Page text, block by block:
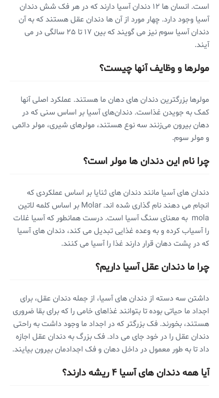
است. انسان ها ۱۲ دندان آسیا دارند که در هر فک شش دندان
آسیا وجود دارد. چهار مورد از آن ها دندان عقل هستند که به آن
دندان آسیا سوم نیز می گویند که بین ۱۷ تا ۲۵ سالگی در می
آیند.
مولرها و وظایف آنها چیست؟
مولرها بزرگترین دندان های دهان ما هستند. عملکرد اصلی آنها
کمک به جویدن غذاست. دندان‌های آسیا بر اساس سنی که در
دهان بیرون می‌زنند سه نوع هستند، مولرهای شیری، مولر دائمی
و مولر سوم.
چرا نام این دندان ها مولر است؟
دندان های آسیا مانند دندان های ثنایا بر اساس عملکردی که
انجام می دهند نام گذاری شده اند. Molar بر اساس کلمه لاتین
mola به معنای سنگ آسیا است. درست همانطور که آسیا غلات
را آسیاب کرده و به وعده غذایی تبدیل می کند، دندان های آسیا
که در پشت دهان قرار دارند غذا را آسیا می کنند.
چرا ما دندان عقل آسیا داریم؟
داشتن سه دسته از دندان های آسیا، از جمله دندان عقل، برای
اجداد ما حیاتی بوده تا بتوانند غذاهای خامی را که برای بقا ضروری
هستند، بخورند. فک بزرگتر که در اجداد ما وجود داشت به راحتی
دندان عقل را در خود جای می داد. فک بزرگ به دندان عقل اجازه
داد تا به طور معمول در داخل دهان و فک اجدادمان بیرون بیایند.
آیا همه دندان های آسیا ۴ ریشه دارند؟